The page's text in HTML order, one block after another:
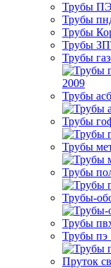
Трубы
Трубы
Трубы
Трубы
Трубы
Трубы
Трубы
Трубы
Трубы
Трубы-
Трубы
Трубы пэ
Пруток